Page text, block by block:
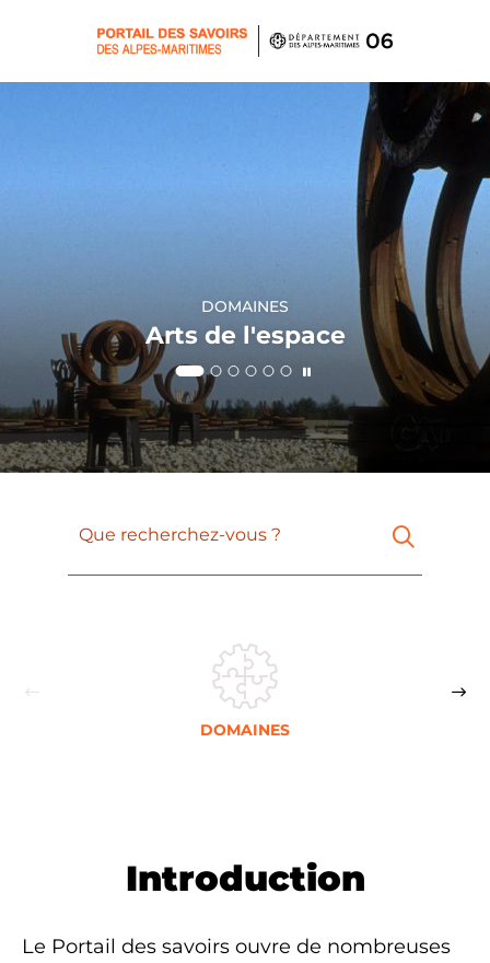
DOMAINES
Arts de l'espace
DOMAINES
DOMAINES
DOMAINES
DOMAINES
DOMAINES
Que recherchez-vous ?
DOMAINES
Introduction
Le Portail des savoirs ouvre de nombreuses